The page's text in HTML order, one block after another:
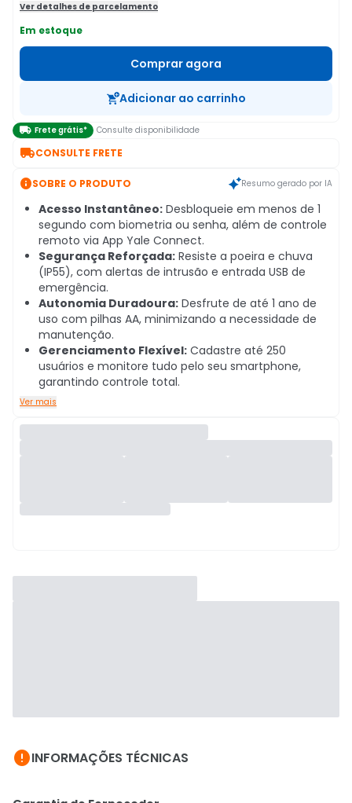
Ver detalhes de parcelamento
Em estoque
Comprar agora
Adicionar ao carrinho
 Frete grátis* Consulte disponibilidade
CONSULTE FRETE
SOBRE O PRODUTO Resumo gerado por IA
Acesso Instantâneo: Desbloqueie em menos de 1
segundo com biometria ou senha, além de controle
remoto via App Yale Connect.
Segurança Reforçada: Resiste a poeira e chuva
(IP55), com alertas de intrusão e entrada USB de
emergência.
Autonomia Duradoura: Desfrute de até 1 ano de
uso com pilhas AA, minimizando a necessidade de
manutenção.
Gerenciamento Flexível: Cadastre até 250
usuários e monitore tudo pelo seu smartphone,
garantindo controle total.
Ver mais
INFORMAÇÕES TÉCNICAS